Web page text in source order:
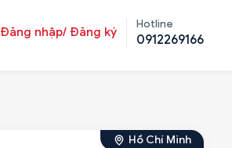
Đăng nhập/ Đăng ký
Hotline
0912269166
Hồ Chí Minh